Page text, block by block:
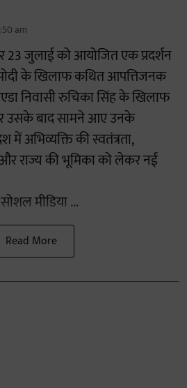
am
23 जुलाई को आयोजित एक प्रदर्शन
मोदी के खिलाफ कथित आपत्तिजनक
निवासी रुचिका सिंह के खिलाफ
उसके बाद सामने आए उनके
में अभिव्यक्ति की स्वतंत्रता,
राज्य की भूमिका को लेकर नई
मीडिया ...
Read More